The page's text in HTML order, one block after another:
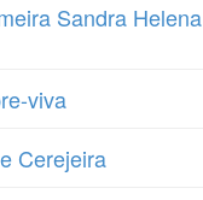
Sandra Helena
viva
Cerejeira